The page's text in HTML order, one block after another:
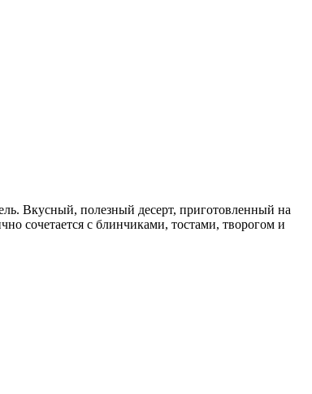
Вкусный, полезный десерт, приготовленный на
сочетается с блинчиками, тостами, творогом и